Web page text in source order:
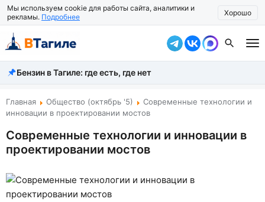
Мы используем cookie для работы сайта, аналитики и
рекламы. Подробнее Хорошо
Все новости
Происшествия
Власть
Жизнь
Экономика
Бензин в Тагиле: где есть, где нет
Главная Общество (октябрь '5)
Современные технологии и
инновации в проектировании мостов
Современные технологии и инновации в
проектировании мостов